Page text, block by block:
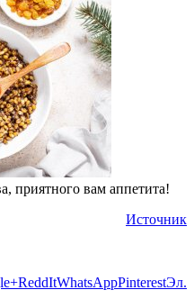
приятного вам аппетита!
Источник
ReddItWhatsAppPinterestЭл.